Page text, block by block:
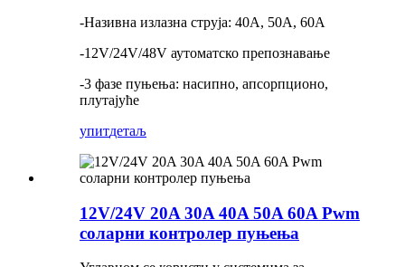
-Називна излазна струја: 40А, 50А, 60А
-12V/24V/48V аутоматско препознавање
-3 фазе пуњења: насипно, апсорпционо,
плутајуће
упитдетаљ
12V/24V 20A 30A 40A 50A 60A Pwm
соларни контролер пуњења